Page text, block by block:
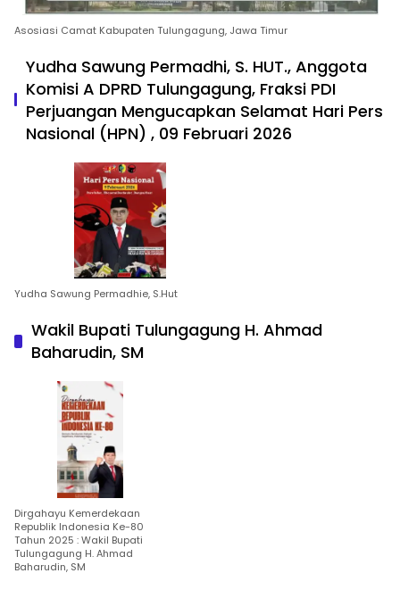
Asosiasi Camat Kabupaten Tulungagung, Jawa Timur
Yudha Sawung Permadhi, S. HUT., Anggota
Komisi A DPRD Tulungagung, Fraksi PDI
Perjuangan Mengucapkan Selamat Hari Pers
Nasional (HPN) , 09 Februari 2026
Yudha Sawung Permadhie, S.Hut
Wakil Bupati Tulungagung H. Ahmad
Baharudin, SM
Dirgahayu Kemerdekaan
Republik Indonesia Ke-80
Tahun 2025 : Wakil Bupati
Tulungagung H. Ahmad
Baharudin, SM